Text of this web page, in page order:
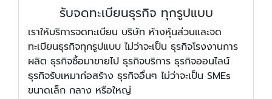
รับจดทะเบียนธุรกิจ ทุกรูปแบบ
เราให้บริการจดทะเบียน บริษัท ห้างหุ้นส่วนและจด
ทะเบียนธุรกิจทุกรูปแบบ ไม่ว่าจะเป็น ธุรกิจโรงงานการ
ผลิต ธุรกิจซื้อมาขายไป ธุรกิจบริการ ธุรกิจออนไลน์
ธุรกิจรับเหมาก่อสร้าง ธุรกิจอื่นๆ ไม่ว่าจะเป็น SMEs
ขนาดเล็ก กลาง หรือใหญ่